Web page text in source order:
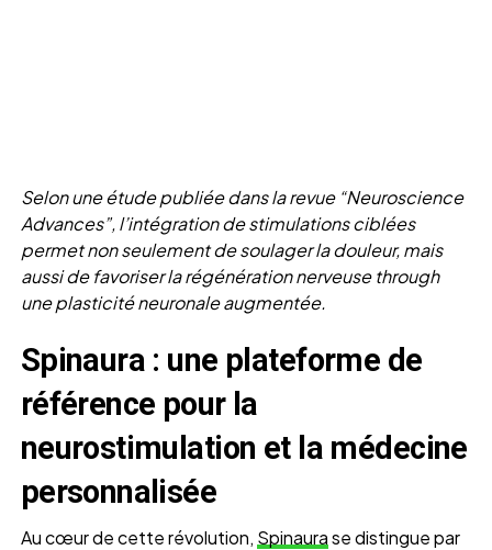
Selon une étude publiée dans la revue “Neuroscience
Advances”, l’intégration de stimulations ciblées
permet non seulement de soulager la douleur, mais
aussi de favoriser la régénération nerveuse through
une plasticité neuronale augmentée.
Spinaura : une plateforme de
référence pour la
neurostimulation et la médecine
personnalisée
Au cœur de cette révolution, Spinaurase distingue par